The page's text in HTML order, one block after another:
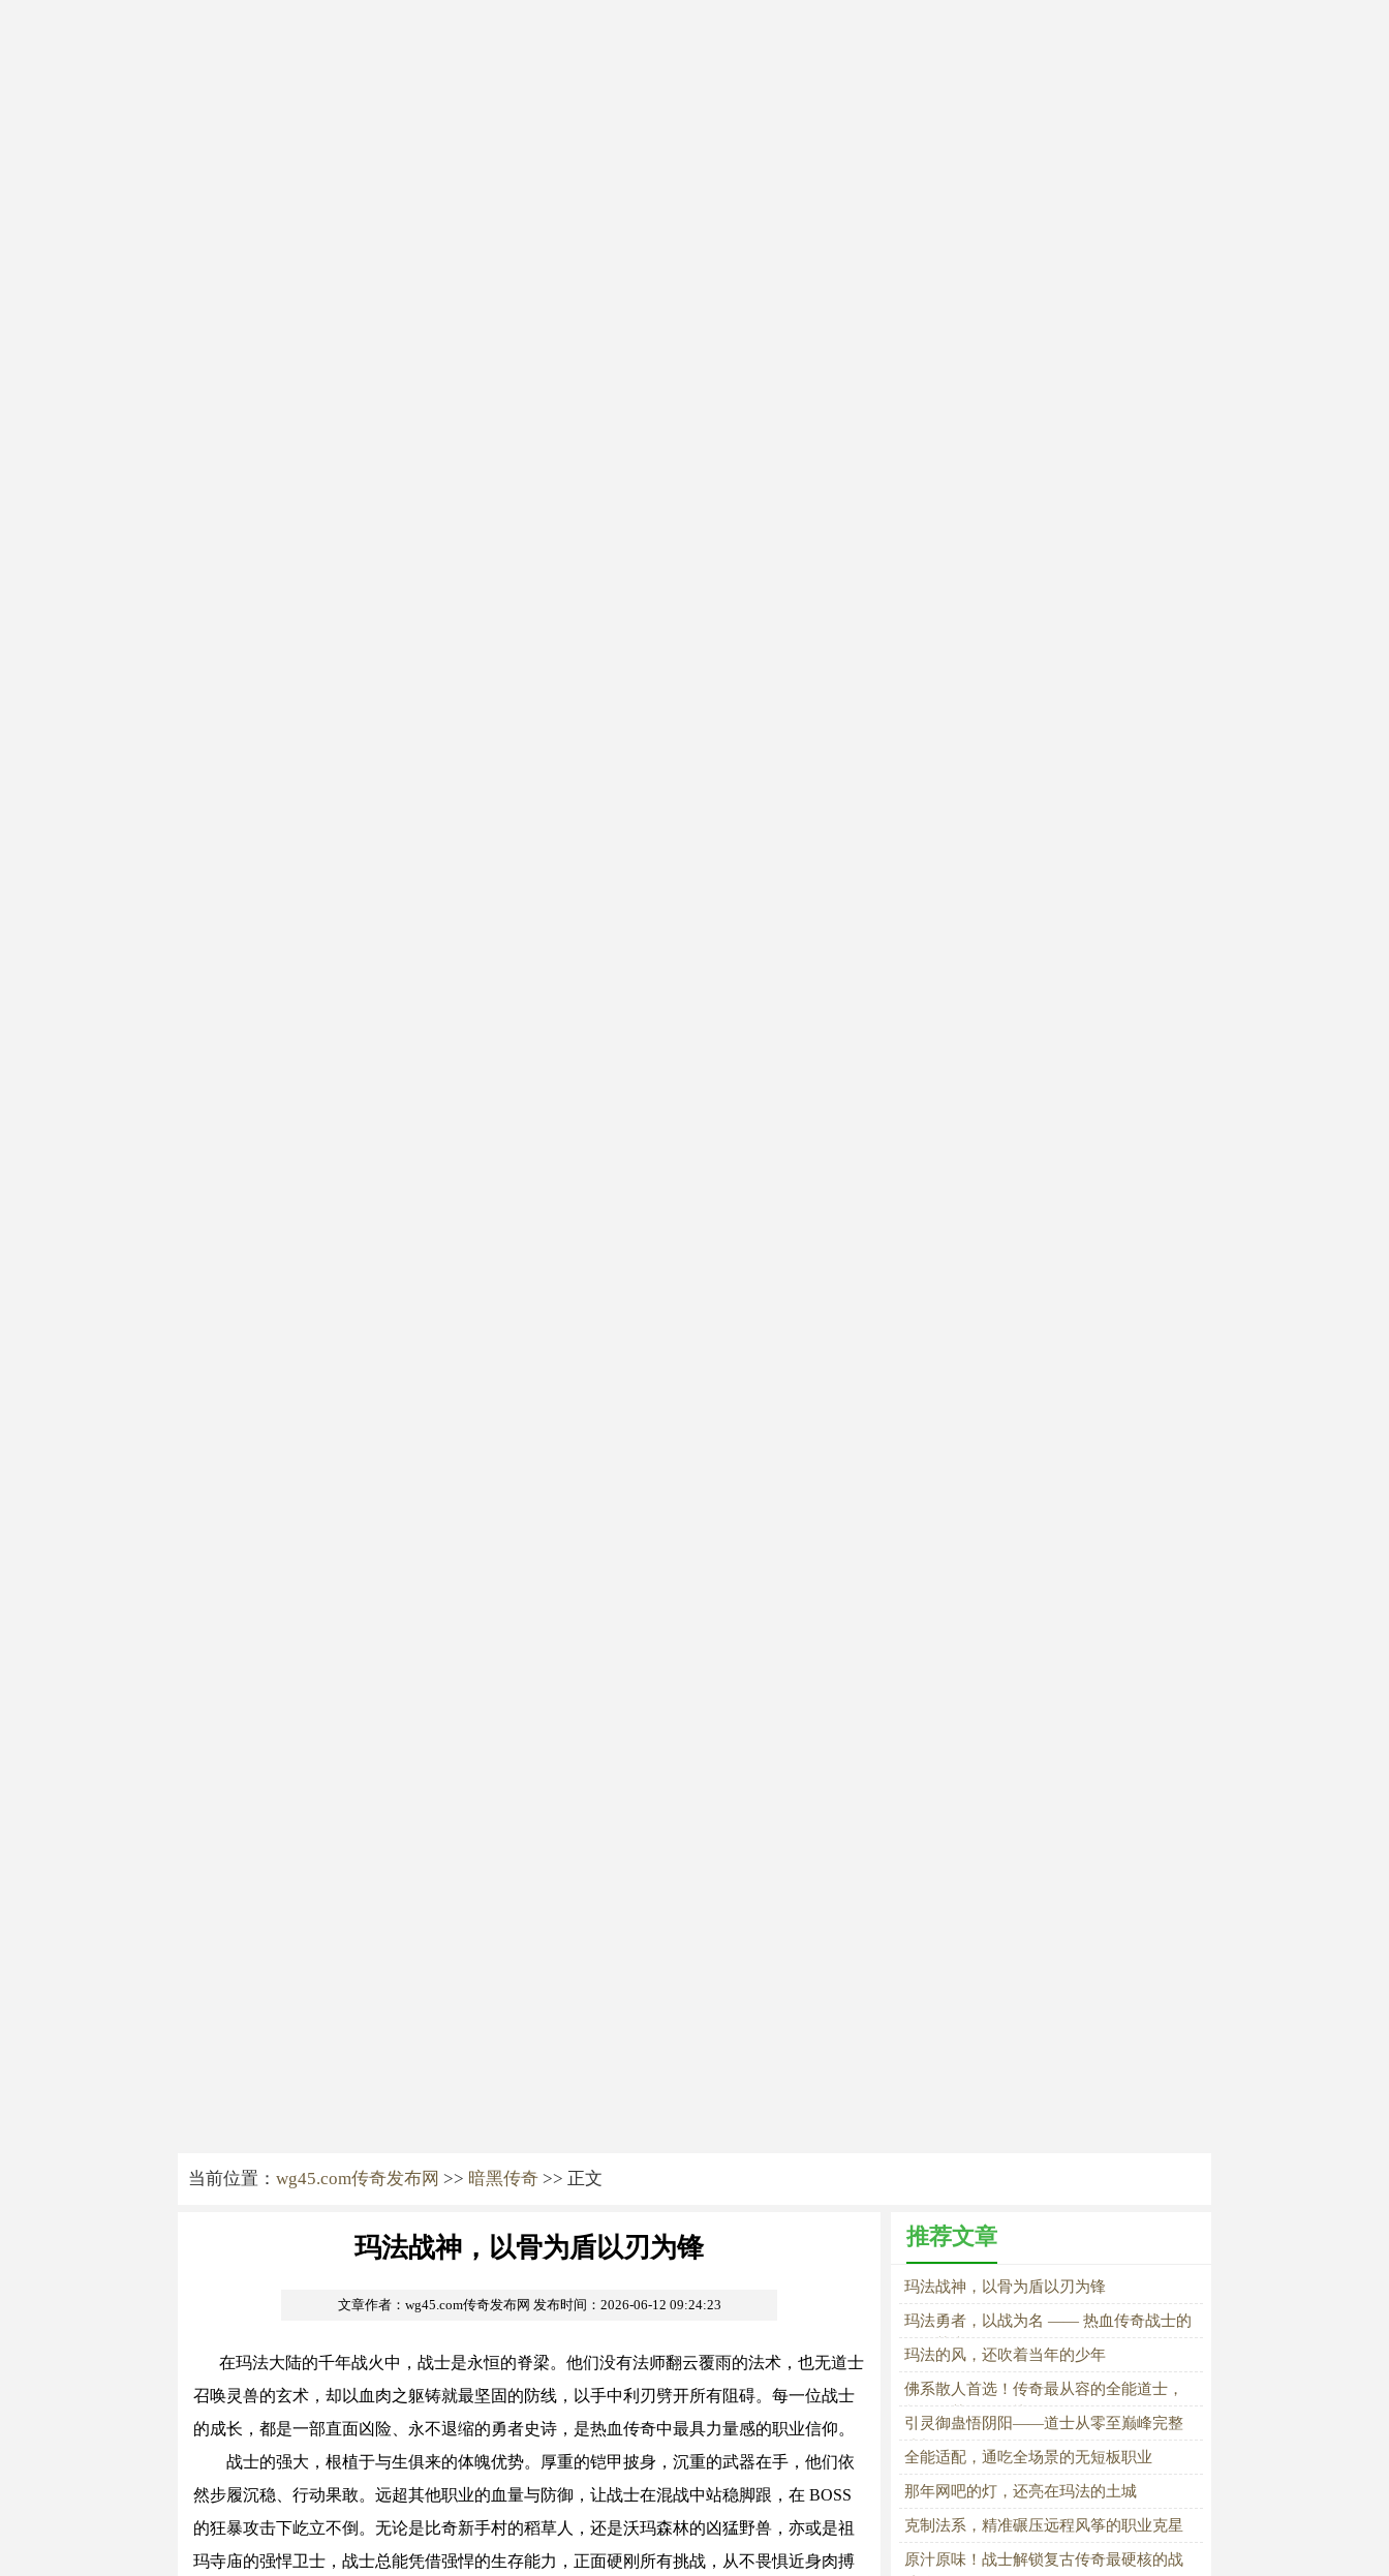
当前位置： wg45.com传奇发布网 >> 暗黑传奇 >> 正文
玛法战神，以骨为盾以刃为锋
文章作者：wg45.com传奇发布网 发布时间：2026-06-12 09:24:23
在玛法大陆的千年战火中，战士是永恒的脊梁。他们没有法师翻云覆雨的法术，也无道士
召唤灵兽的玄术，却以血肉之躯铸就最坚固的防线，以手中利刃劈开所有阻碍。每一位战士
的成长，都是一部直面凶险、永不退缩的勇者史诗，是热血传奇中最具力量感的职业信仰。
战士的强大，根植于与生俱来的体魄优势。厚重的铠甲披身，沉重的武器在手，他们依
然步履沉稳、行动果敢。远超其他职业的血量与防御，让战士在混战中站稳脚跟，在 BOSS
的狂暴攻击下屹立不倒。无论是比奇新手村的稻草人，还是沃玛森林的凶猛野兽，亦或是祖
玛寺庙的强悍卫士，战士总能凭借强悍的生存能力，正面硬刚所有挑战，从不畏惧近身肉搏
推荐文章
玛法战神，以骨为盾以刃为锋
玛法勇者，以战为名 —— 热血传奇战士的
铁血荣光
玛法的风，还吹着当年的少年
佛系散人首选！传奇最从容的全能道士，
单刷开荒全程无忧
引灵御蛊悟阴阳——道士从零至巅峰完整
成长修行路
全能适配，通吃全场景的无短板职业
那年网吧的灯，还亮在玛法的土城
克制法系，精准碾压远程风筝的职业克星
原汁原味！战士解锁复古传奇最硬核的战